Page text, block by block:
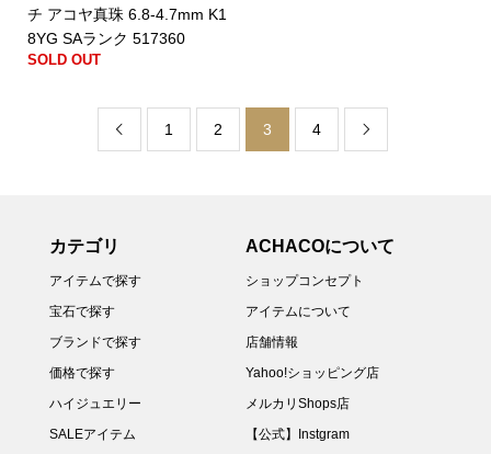
チ アコヤ真珠 6.8-4.7mm K1
8YG SAランク 517360
SOLD OUT
 1 2 3 4 
カテゴリ
アイテムで探す
宝石で探す
ブランドで探す
価格で探す
ハイジュエリー
SALEアイテム
ACHACOについて
ショップコンセプト
アイテムについて
店舗情報
Yahoo!ショッピング店
メルカリShops店
【公式】Instgram